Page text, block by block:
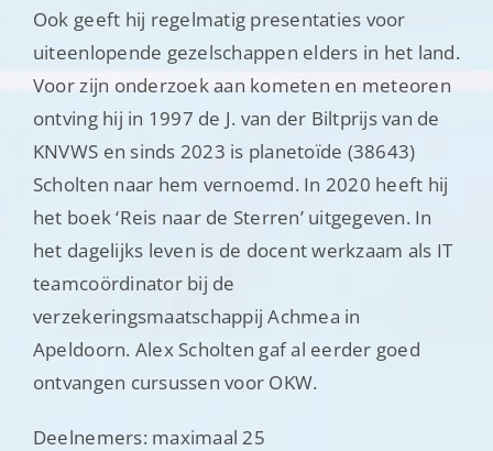
Ook geeft hij regelmatig presentaties voor
uiteenlopende gezelschappen elders in het land.
Voor zijn onderzoek aan kometen en meteoren
ontving hij in 1997 de J. van der Biltprijs van de
KNVWS en sinds 2023 is planetoïde (38643)
Scholten naar hem vernoemd. In 2020 heeft hij
het boek ‘Reis naar de Sterren’ uitgegeven. In
het dagelijks leven is de docent werkzaam als IT
teamcoördinator bij de
verzekeringsmaatschappij Achmea in
Apeldoorn. Alex Scholten gaf al eerder goed
ontvangen cursussen voor OKW.
Deelnemers: maximaal 25